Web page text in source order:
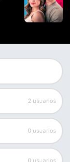
2 usuarios
0 usuarios
0 usuarios